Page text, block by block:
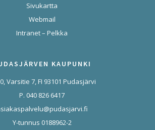
Sivukartta
Webmail
Intranet – Pelkka
KAUPUNKI
Varsitie 7, FI 93101 Pudasjärvi
P. 040 826 6417
Y-tunnus 0188962-2